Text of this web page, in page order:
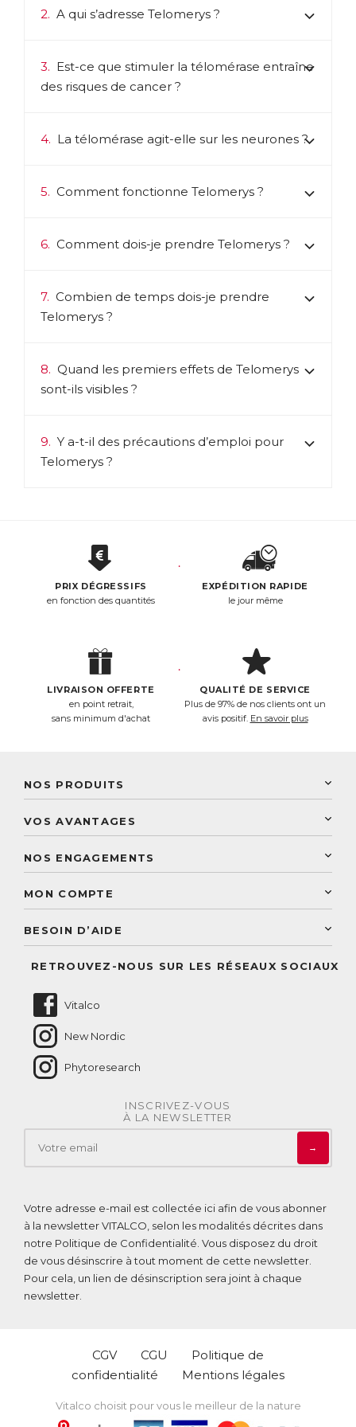
sur le cerveau et les fonctions cognitives, notamment la
Telomerys est donc une formule anti-âge complète, qui
agit non seulement sur les causes du vieillissement
cellulaire mais aussi sur ses conséquences.
EAN :
3401560242560
2. A qui s’adresse Telomerys ?
3. Est-ce que stimuler la télomérase entraîne
des risques de cancer ?
4. La télomérase agit-elle sur les neurones ?
5. Comment fonctionne Telomerys ?
6. Comment dois-je prendre Telomerys ?
7. Combien de temps dois-je prendre
Telomerys ?
8. Quand les premiers effets de Telomerys
sont-ils visibles ?
9. Y a-t-il des précautions d’emploi pour
Telomerys ?
PRIX DÉGRESSIFS
en fonction des quantités
EXPÉDITION RAPIDE
le jour même
LIVRAISON OFFERTE
en point retrait,
sans minimum d'achat
QUALITÉ DE SERVICE
Plus de 97% de nos clients ont un
avis positif. En savoir plus
NOS PRODUITS
Laboratoire Landais
Découvrez le catalogue
VOS AVANTAGES
Paiement sécurisé
Conseils personnalisés
NOS ENGAGEMENTS
Conseil personnalisé
MON COMPTE
BESOIN D’AIDE
RETROUVEZ-NOUS SUR LES RÉSEAUX SOCIAUX
Vitalco
New Nordic
Phytoresearch
INSCRIVEZ-VOUS
À LA NEWSLETTER
→
Votre adresse e-mail est collectée ici afin de vous abonner
à la newsletter VITALCO, selon les modalités décrites dans
notre Politique de Confidentialité . Vous disposez du droit
de vous désinscrire à tout moment de cette newsletter.
Pour cela, un lien de désinscription sera joint à chaque
newsletter.
CGV CGU
Politique de
confidentialité
Mentions légales
Vitalco choisit pour vous le meilleur de la nature